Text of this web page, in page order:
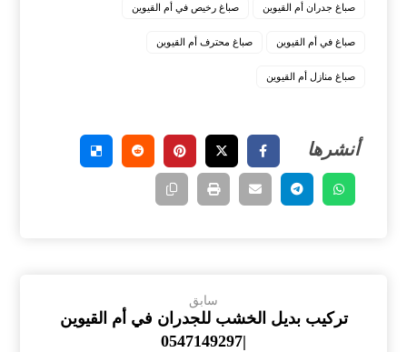
صباغ جدران أم القيوين صباغ رخيص في أم القيوين
صباغ في أم القيوين صباغ محترف أم القيوين
صباغ منازل أم القيوين
سابق
تركيب بديل الخشب للجدران في أم القيوين
|0547149297